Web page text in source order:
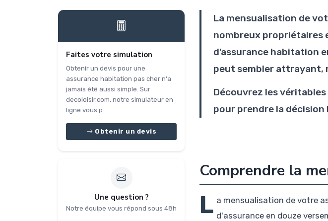
Faites votre simulation
Obtenir un devis pour une
assurance habitation pas cher n'a
jamais été aussi simple. Sur
decoloisir.com, notre simulateur en
ligne vous p...
Obtenir un devis
Une question ?
Notre équipe vous répond sous 48h
La mensualisation de
nombreux propriétaires
d'assurance habitation
peut sembler attrayant,
Découvrez les
pour prendre la décision
Comprendre la
L a mensualisation de votre
d'assurance en douze